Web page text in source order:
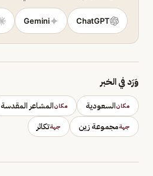
ChatGPT
Gemini
وَرَد في الخبر
مكانالسعودية مكانالمشاعر المقدسة
جهةمجموعة زين جهةتكاثر